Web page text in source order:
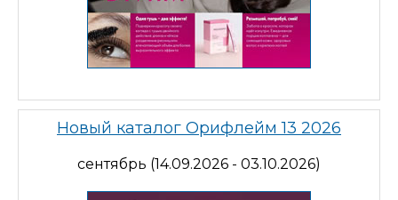
Новый каталог Орифлейм 13 2026
сентябрь (14.09.2026 - 03.10.2026)